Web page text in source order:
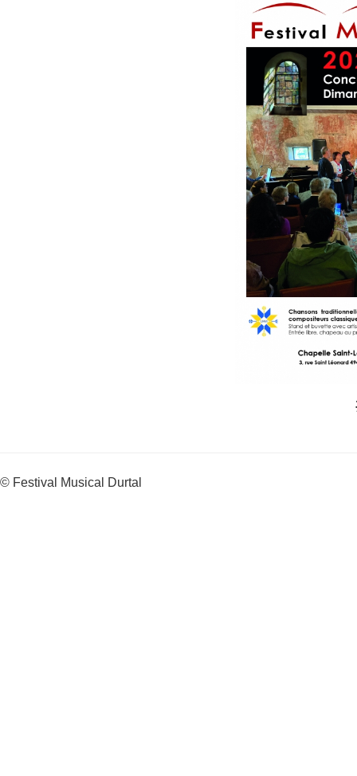
© Festival Musical Durtal